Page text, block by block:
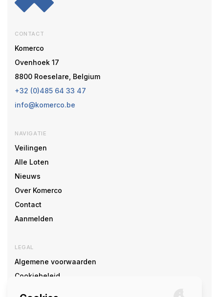
CONTACT
Komerco
Ovenhoek 17
8800 Roeselare, Belgium
+32 (0)485 64 33 47
info@komerco.be
NAVIGATIE
Veilingen
Alle Loten
Nieuws
Over Komerco
Contact
Aanmelden
LEGAL
Algemene voorwaarden
Cookiebeleid